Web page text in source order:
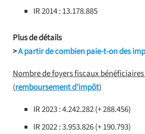
IR 2014 : 13.178.885
Plus de détails
>A partir de combien paie-t-on des
Nombre de foyers fiscaux
(remboursement d’impôt)
IR 2023 : 4.242.282 (+ 288.456)
IR 2022 : 3.953.826 (+ 190.793)